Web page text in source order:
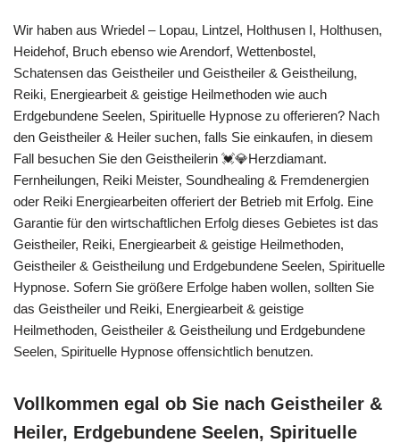
Wir haben aus Wriedel – Lopau, Lintzel, Holthusen I, Holthusen,
Heidehof, Bruch ebenso wie Arendorf, Wettenbostel,
Schatensen das Geistheiler und Geistheiler & Geistheilung,
Reiki, Energiearbeit & geistige Heilmethoden wie auch
Erdgebundene Seelen, Spirituelle Hypnose zu offerieren? Nach
den Geistheiler & Heiler suchen, falls Sie einkaufen, in diesem
Fall besuchen Sie den Geistheilerin 💓️💎Herzdiamant.
Fernheilungen, Reiki Meister, Soundhealing & Fremdenergien
oder Reiki Energiearbeiten offeriert der Betrieb mit Erfolg. Eine
Garantie für den wirtschaftlichen Erfolg dieses Gebietes ist das
Geistheiler, Reiki, Energiearbeit & geistige Heilmethoden,
Geistheiler & Geistheilung und Erdgebundene Seelen, Spirituelle
Hypnose. Sofern Sie größere Erfolge haben wollen, sollten Sie
das Geistheiler und Reiki, Energiearbeit & geistige
Heilmethoden, Geistheiler & Geistheilung und Erdgebundene
Seelen, Spirituelle Hypnose offensichtlich benutzen.
Vollkommen egal ob Sie nach Geistheiler &
Heiler, Erdgebundene Seelen, Spirituelle